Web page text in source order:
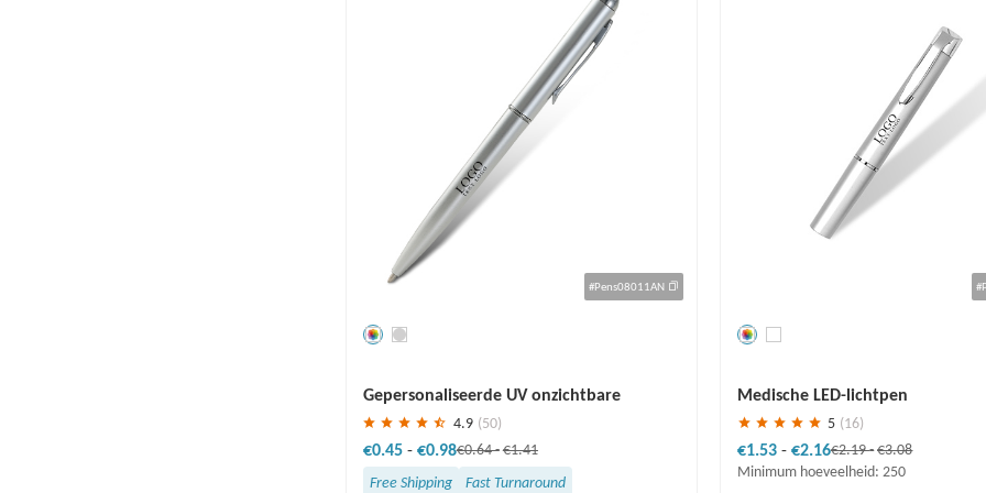
#Pens08011AN
Gepersonaliseerde UV onzichtbare
lichtpen
4.9 (50)
€0.45 - €0.98€0.64-€1.41
Free Shipping
Fast Turnaround
Medische LED-lichtpen
5 (16)
€1.53- €2.16€2.19-€3.08
Minimum hoeveelheid: 250